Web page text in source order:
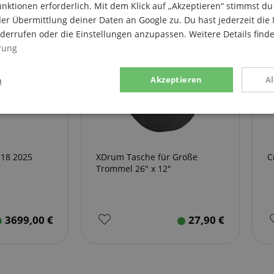
2025
3699,00 €
XDrum Tasche für Große
Trommel 26" x 12"
27,90 €
erforderlich. Mit dem Klick auf „Akzeptieren“ stimmst
Übermittlung deiner Daten an Google zu. Du hast jederzeit die
oder die Einstellungen anzupassen. Weitere Details
Akzeptieren
Statistik Marketing
gesammelten Daten werden gebraucht, um die technische Performance der